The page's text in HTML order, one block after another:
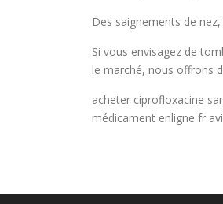
Des saignements de nez,
Si vous envisagez de
le marché, nous offrons
acheter ciprofloxacine
médicament enligne fr